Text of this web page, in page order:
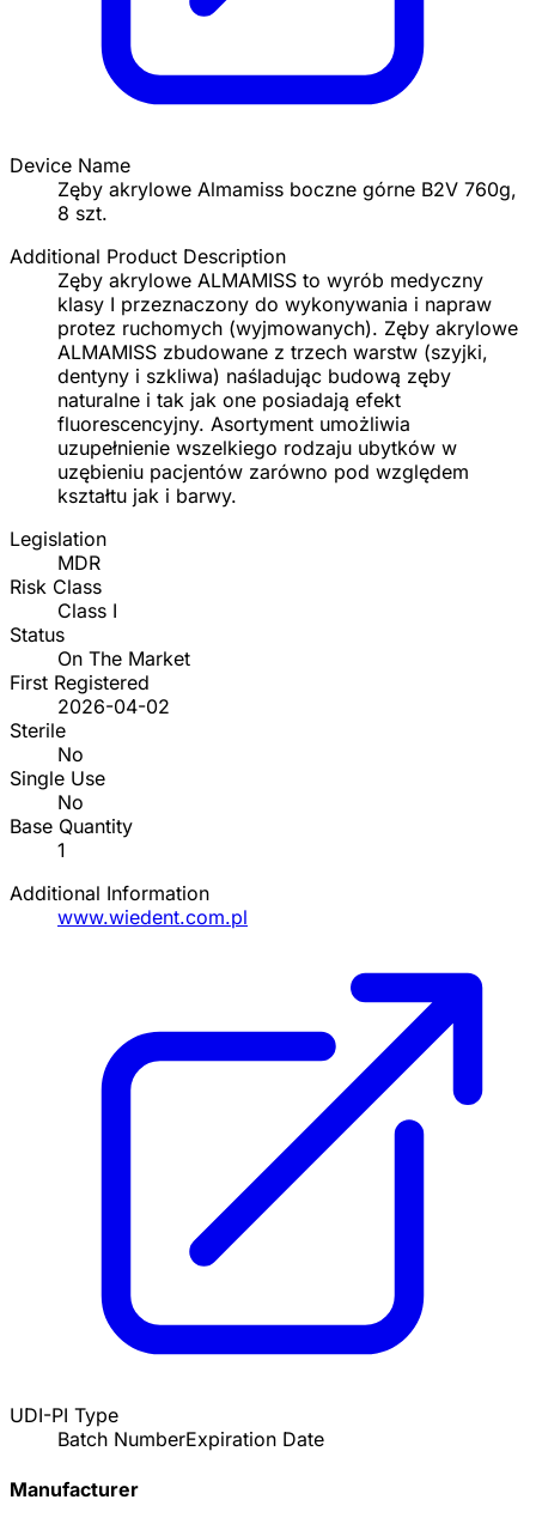
Device Name
Zęby akrylowe Almamiss boczne górne B2V 760g,
8 szt.
Additional Product Description
Zęby akrylowe ALMAMISS to wyrób medyczny
klasy I przeznaczony do wykonywania i napraw
protez ruchomych (wyjmowanych). Zęby akrylowe
ALMAMISS zbudowane z trzech warstw (szyjki,
dentyny i szkliwa) naśladując budową zęby
naturalne i tak jak one posiadają efekt
fluorescencyjny. Asortyment umożliwia
uzupełnienie wszelkiego rodzaju ubytków w
uzębieniu pacjentów zarówno pod względem
kształtu jak i barwy.
Legislation
MDR
Risk Class
Class I
Status
On The Market
First Registered
2026-04-02
Sterile
No
Single Use
No
Base Quantity
1
Additional Information
www.wiedent.com.pl
UDI-PI Type
Batch NumberExpiration Date
Manufacturer